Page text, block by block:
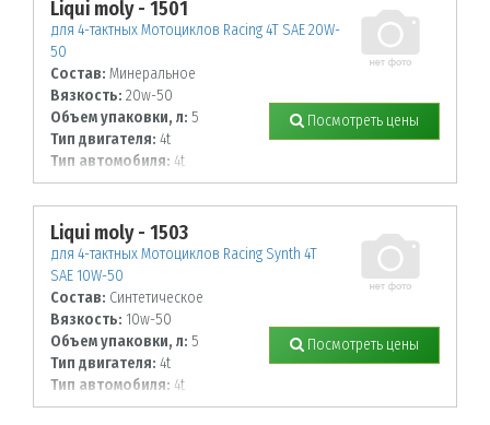
Liqui moly - 1501
для 4-тактных Мотоциклов Racing 4T SAE 20W-
50
Состав: Минеральное
Вязкость: 20w-50
Объем упаковки, л: 5
Тип двигателя: 4t
Тип автомобиля: 4t
Посмотреть цены
Liqui moly - 1503
для 4-тактных Мотоциклов Racing Synth 4T
SAE 10W-50
Состав: Синтетическое
Вязкость: 10w-50
Объем упаковки, л: 5
Тип двигателя: 4t
Тип автомобиля: 4t
Посмотреть цены